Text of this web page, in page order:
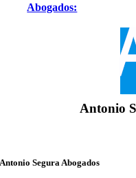
Abogados:
Antonio
Antonio Segura Abogados